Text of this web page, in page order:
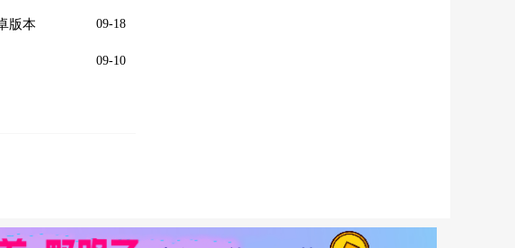
09-18
版本
09-10